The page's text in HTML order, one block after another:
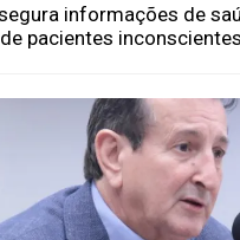
informações de
pacientes inconscientes